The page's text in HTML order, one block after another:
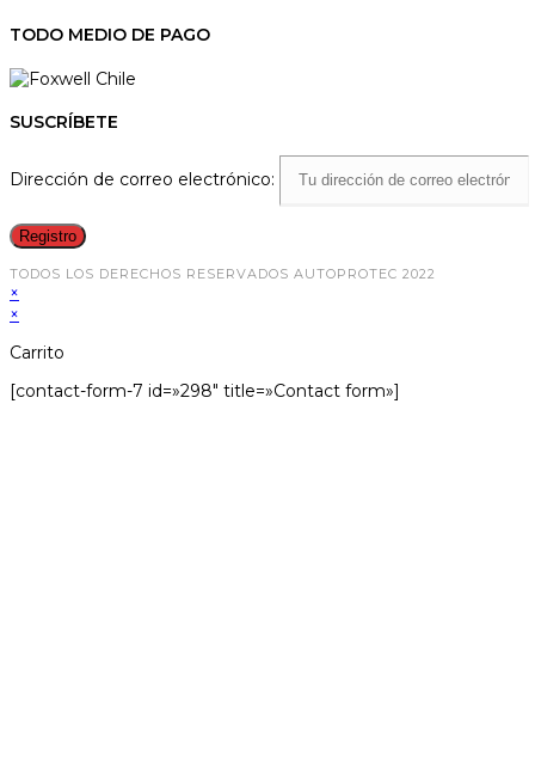
TODO MEDIO DE PAGO
SUSCRÍBETE
Dirección de correo electrónico:
TODOS LOS DERECHOS RESERVADOS AUTOPROTEC 2022
×
×
Carrito
[contact-form-7 id=»298″ title=»Contact form»]